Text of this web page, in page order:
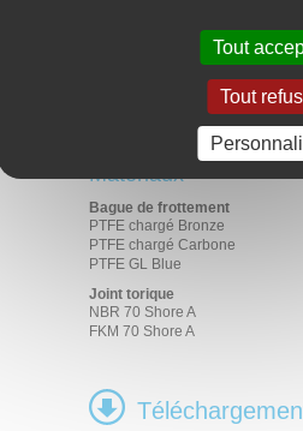
Applications
Systèmes de freinage
Trains d'Atterrissage
Matériaux
Bague de frottement
PTFE chargé Bronze
PTFE chargé Carbone
PTFE GL Blue
Joint torique
NBR 70 Shore A
FKM 70 Shore A
Tout
Tout